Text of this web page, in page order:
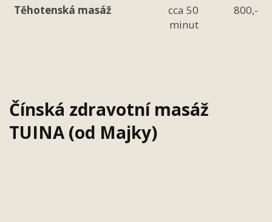
Těhotenská masáž
cca 50
minut
800,-
Čínská zdravotní masáž
TUINA (od Majky)